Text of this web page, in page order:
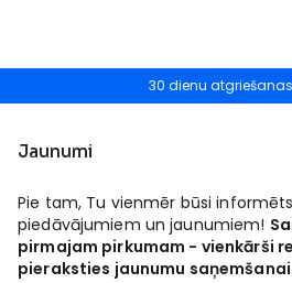
30 dienu
Jaunumi
Pie tam, Tu vienmēr būsi
piedāvājumiem un jaunumiem!
pirmajam pirkumam - vienkārši
pieraksties jaunumu